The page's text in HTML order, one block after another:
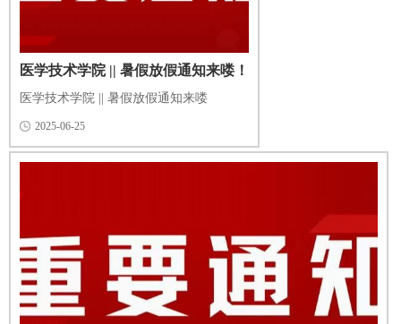
医学技术学院 || 暑假放假通知来喽！
医学技术学院 || 暑假放假通知来喽
2025-06-25